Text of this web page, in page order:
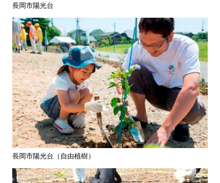
長岡市陽光台
長岡市陽光台（自由植樹）